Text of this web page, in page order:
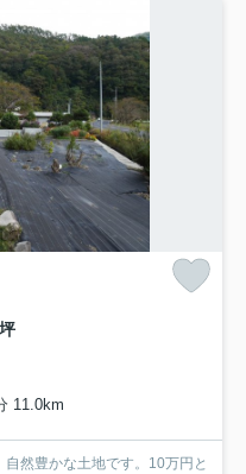
11.0km
然豊かな土地です。10万円と